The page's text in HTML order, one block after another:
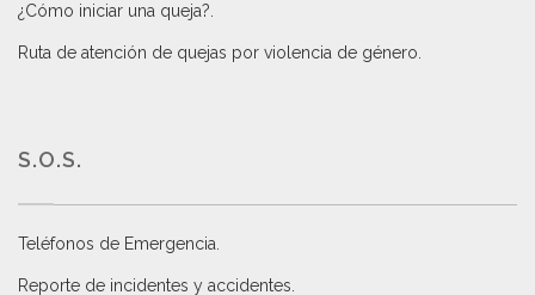
¿Cómo iniciar una queja?
Ruta de atención de quejas por violencia de género
S.O.S.
Teléfonos de Emergencia.
Reporte de incidentes y accidentes